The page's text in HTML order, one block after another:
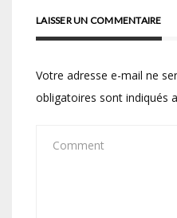
LAISSER UN COMMENTAIRE
Votre adresse e-mail ne
obligatoires sont indiqués